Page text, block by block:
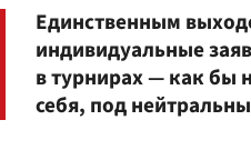
Единственным
индивидуальные
в турнирах — как бы
себя, под